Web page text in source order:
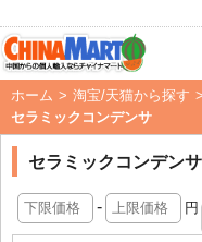
ホーム > 淘宝/天猫から探す >
セラミックコンデンサ
セラミックコンデンサ
- 円